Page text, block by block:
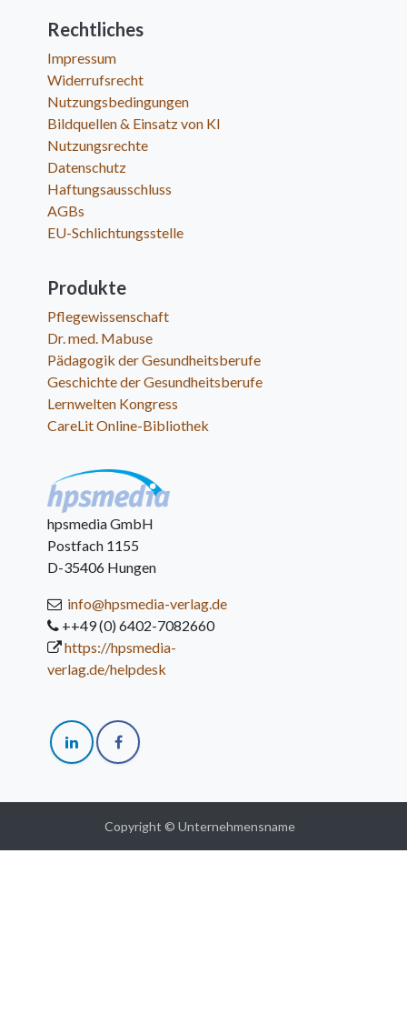
Rechtliches
Impressum
Widerrufsrecht
Nutzungsbedingungen
Bildquellen & Einsatz von KI
Nutzungsrechte
Datenschutz
Haftungsausschluss
AGBs
EU-Schlichtungsstelle
Produkte
Pflegewissenschaft
Dr. med. Mabuse
Pädagogik der Gesundheitsberufe
Geschichte der Gesundheitsberufe
Lernwelten Kongress
CareLit Online-Bibliothek
hpsmedia GmbH
Postfach 1155
D-35406 Hungen
info@hpsmedia-verlag.de
++49 (0) 6402-7082660
https://hpsmedia-
verlag.de/helpdesk
Copyright © Unternehmensname